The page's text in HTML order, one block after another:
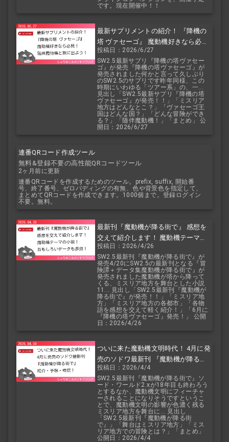
です。現在開催中！！
最新サプリメントの紹介！ 『降機の
塔 ヴァセーゴ』 魔動機好きなら必
見！ 随伴魔動機と旅に出よう！
投稿日：2026/6/27
SW2.5最新サプリ『降機の塔ヴァセー
ゴ』が発売『降機の塔ヴァセーゴ』が
発売されました何かと言って久しぶり
のSW2.5のサプリです昨年同様、この
時期にいわゆる「ツアー系」の、一...
見出し「SW2.5最新サプリ『降機の塔
ヴァセーゴ』が発売！！」「ミスリア
地方はどんなとこ？」「ヴァセーゴ王
国はどんな国？」「どんな冒険ができ
る？」「随伴魔動機！」「まとめ」 公
開日：2026/6/27
連番QRコード作成ツール
無料&登録不要の高性能QRコードツール
2ヶ月前に更新
連番QRコードを作成するためのツール。prefix, suffix, 開始番
号、終了番号、ゼロパディングの有無、色や背景色を指定して、
まとめてQRコードを作成できます。1000個まで。登録ログイン
不要。無料。
最新刊『魔動機が降る街で』 感想を
交えて紹介します！ 魔動機テーマの
小説！ おもしろいデータも多数！
投稿日：2026/4/26
SW2.5最新刊『魔動機が降る街で』が
発売4/20にSW2.5の最新刊となる『冒
険譚＋データ集魔動機が降る街で』が
発売されました魔動機が塔から降って
くる、ミスリア地方を舞台とした小説
11... 見出し「SW2.5最新刊『魔動機が
降る街で』が発売！！」「ミスリア地
方」「ミスリア地方の各都市」「各物
語を感想を交えて軽く紹介！」「6月に
『降機の塔ヴァセーゴ』発売！」 公開
日：2026/4/26
ついに来た魔動機文明時代！ 4月に発
売のソドワ最新刊 『魔動機が降る街
で』 紹介・予想・考察！
投稿日：2026/4/4
SW2.5最新刊『魔動機が降る街で』ソ
ード・ワールド2.xが18年目も終わろう
とするなか、魔動機文明にフィーチャ
ーされることになりそうですというこ
とで、魔動機文明の影響が色濃く残る
ミスリア地方を舞台に... 見出し
「SW2.5最新刊『魔動機が降る街
で』」「舞台はミスリア地方」「ミス
リア地方での冒険とは？」「まとめ」
公開日：2026/4/4